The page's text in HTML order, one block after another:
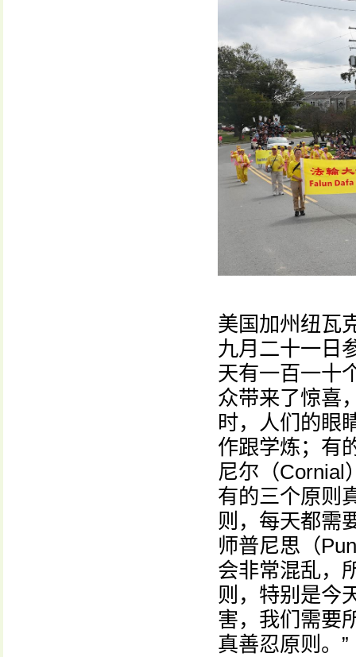
美国加州纽瓦
九月二十一日
天有一百一十
众带来了惊喜
时，人们的眼
作跟学炼；有
尼尔（Cornial
有的三个原则
则，每天都需
师普尼思（
会非常混乱，
则，特别是今
害，我们需要
真善忍原则。”